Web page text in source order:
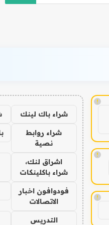
!
!
!
شراء باك لينك
شراء روابط
نصية
اشراق لنك،
شراء باكلينكات
فودوافون اخبار
الاتصالات
التدريس